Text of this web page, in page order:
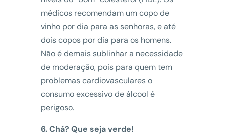
médicos recomendam um copo de
vinho por dia para as senhoras, e até
dois copos por dia para os homens.
Não é demais sublinhar a necessidade
de moderação, pois para quem tem
problemas cardiovasculares o
consumo excessivo de álcool é
perigoso.
6. Chá? Que seja verde!